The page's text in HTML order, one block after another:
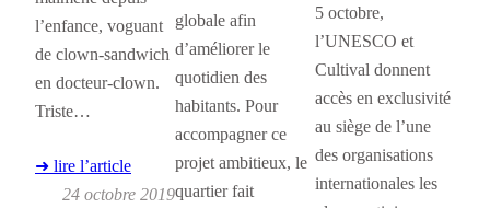
l’enfance, voguant
de clown-sandwich
en docteur-clown.
Triste…
➜ lire l’article
24 octobre 2019
globale afin
d’améliorer le
quotidien des
habitants. Pour
accompagner ce
projet ambitieux, le
quartier fait
5 octobre,
l’UNESCO et
Cultival donnent
accès en exclusivité
au siège de l’une
des organisations
internationales les